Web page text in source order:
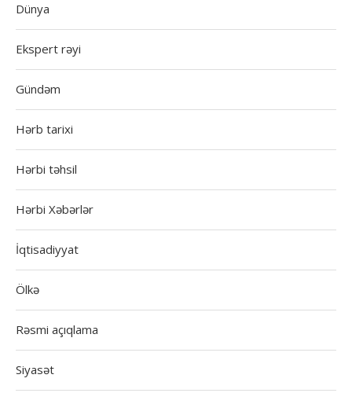
Dünya
Ekspert rəyi
Gündəm
Hərb tarixi
Hərbi təhsil
Hərbi Xəbərlər
İqtisadiyyat
Ölkə
Rəsmi açıqlama
Siyasət